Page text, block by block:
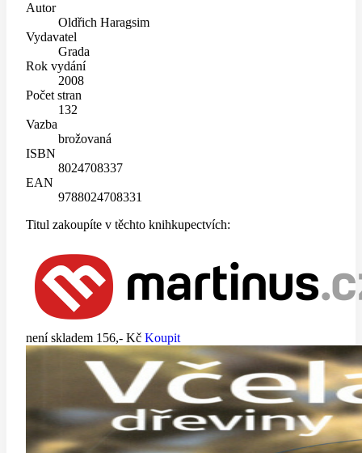
Autor
Oldřich Haragsim
Vydavatel
Grada
Rok vydání
2008
Počet stran
132
Vazba
brožovaná
ISBN
8024708337
EAN
9788024708331
Titul zakoupíte v těchto knihkupectvích:
není skladem 156,- Kč Koupit